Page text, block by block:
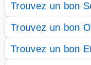
Trouvez un bon
Trouvez un bon
Trouvez un bon